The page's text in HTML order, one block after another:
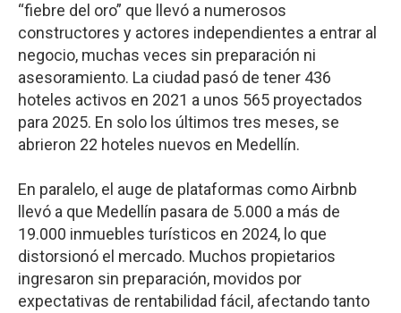
“fiebre del oro” que llevó a numerosos
constructores y actores independientes a entrar al
negocio, muchas veces sin preparación ni
asesoramiento. La ciudad pasó de tener 436
hoteles activos en 2021 a unos 565 proyectados
para 2025. En solo los últimos tres meses, se
abrieron 22 hoteles nuevos en Medellín.
En paralelo, el auge de plataformas como Airbnb
llevó a que Medellín pasara de 5.000 a más de
19.000 inmuebles turísticos en 2024, lo que
distorsionó el mercado. Muchos propietarios
ingresaron sin preparación, movidos por
expectativas de rentabilidad fácil, afectando tanto